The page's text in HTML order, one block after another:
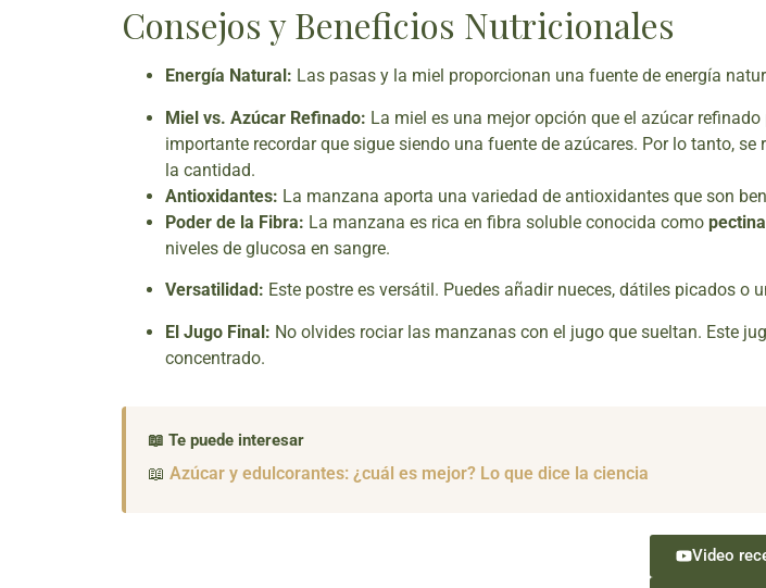
Consejos y Beneficios Nutricionales
Energía Natural: Las pasas y la miel proporcionan una fuente de energía
Miel vs. Azúcar Refinado: La miel es una mejor opción que el azúcar
importante recordar que sigue siendo una fuente de azúcares. Por lo tanto, se
la cantidad.
Antioxidantes: La manzana aporta una variedad de antioxidantes que son
Poder de la Fibra: La manzana es rica en fibra soluble conocida como pectina
niveles de glucosa en sangre.
Versatilidad: Este postre es versátil. Puedes añadir nueces, dátiles picados o
El Jugo Final: No olvides rociar las manzanas con el jugo que sueltan. Este
concentrado.
📖 Te puede interesar
📖 Azúcar y edulcorantes: ¿cuál es mejor? Lo que dice la ciencia
Video